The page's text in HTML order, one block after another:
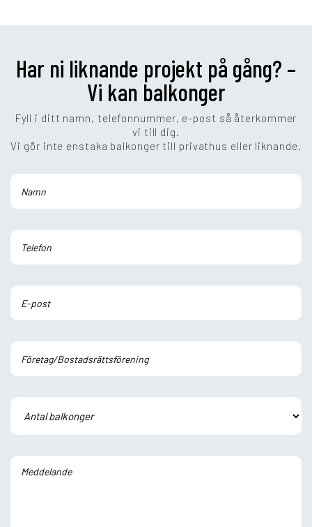
Har ni liknande projekt på gång? –
Vi kan balkonger
Fyll i ditt namn, telefonnummer, e-post så återkommer
vi till dig.
Vi gör inte enstaka balkonger till privathus eller liknande.
Lämna detta fält tomt.